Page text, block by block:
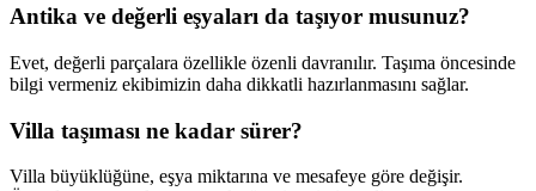
Antika ve değerli eşyaları da taşıyor musunuz?
Evet, değerli parçalara özellikle özenli davranılır. Taşıma öncesinde
bilgi vermeniz ekibimizin daha dikkatli hazırlanmasını sağlar.
Villa taşıması ne kadar sürer?
Villa büyüklüğüne, eşya miktarına ve mesafeye göre değişir.